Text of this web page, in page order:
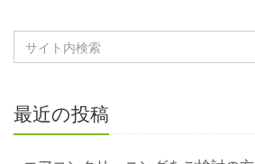
最近の投稿